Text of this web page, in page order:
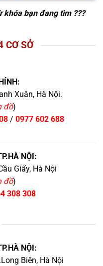
bạn đang tìm ???
CƠ SỞ
Xuân, Hà Nội.
đồ)
/ 0977 602 688
NỘI:
Giấy, Hà Nội
đồ)
308 308
NỘI:
Biên, Hà Nội